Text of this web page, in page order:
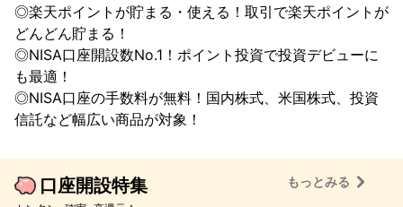
◎楽天ポイントが貯まる・使える！取引で楽天ポイントが
どんどん貯まる！
◎NISA口座開設数No.1！ポイント投資で投資デビューに
も最適！
◎NISA口座の手数料が無料！国内株式、米国株式、投資
信託など幅広い商品が対象！
口座開設特集 もっとみる